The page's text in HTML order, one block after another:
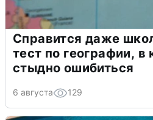
Справится даже
тест по географии, в
стыдно ошибиться
6 августа 129